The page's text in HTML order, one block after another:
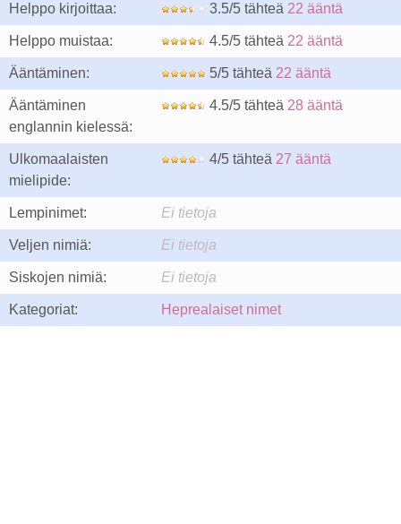
Helppo kirjoittaa: 3.5/5 tähteä 22 ääntä
Helppo muistaa: 4.5/5 tähteä 22 ääntä
Ääntäminen: 5/5 tähteä 22 ääntä
Ääntäminen
englannin kielessä:
4.5/5 tähteä 28 ääntä
Ulkomaalaisten
mielipide:
4/5 tähteä 27 ääntä
Lempinimet: Ei tietoja
Veljen nimiä: Ei tietoja
Siskojen nimiä: Ei tietoja
Kategoriat: Heprealaiset nimet